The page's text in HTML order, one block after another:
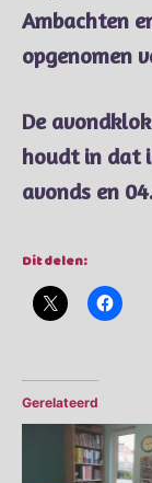
Ambachten
opgenomen
De
houdt in dat
avonds en
Dit delen:
Gerelateerd